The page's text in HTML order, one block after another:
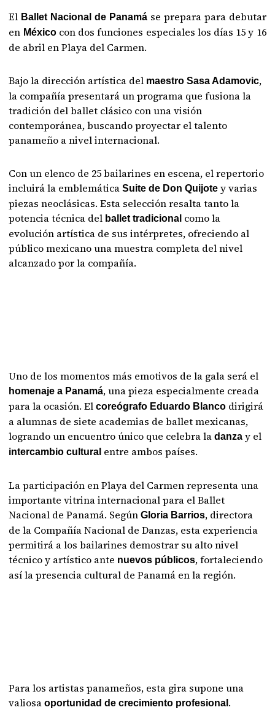
El Ballet Nacional de Panamá se prepara para debutar
en México con dos funciones especiales los días 15 y 16
de abril en Playa del Carmen.
Bajo la dirección artística del maestro Sasa Adamovic,
la compañía presentará un programa que fusiona la
tradición del ballet clásico con una visión
contemporánea, buscando proyectar el talento
panameño a nivel internacional.
Con un elenco de 25 bailarines en escena, el repertorio
incluirá la emblemáticaSuite de Don Quijote y varias
piezas neoclásicas. Esta selección resalta tanto la
potencia técnica del ballet tradicional como la
evolución artística de sus intérpretes, ofreciendo al
público mexicano una muestra completa del nivel
alcanzado por la compañía.
Uno de los momentos más emotivos de la gala será el
homenaje a Panamá, una pieza especialmente creada
para la ocasión. Elcoreógrafo Eduardo Blanco dirigirá
a alumnas de siete academias de ballet mexicanas,
logrando un encuentro único que celebra ladanzay el
intercambio cultural entre ambos países.
La participación en Playa del Carmen representa una
importante vitrina internacional para el Ballet
Nacional de Panamá. SegúnGloria Barrios, directora
de la Compañía Nacional de Danzas, esta experiencia
permitirá a los bailarines demostrar su alto nivel
técnico y artístico ante nuevos públicos, fortaleciendo
así la presencia cultural de Panamá en la región.
Para los artistas panameños, esta gira supone una
valiosaoportunidad de crecimiento profesional .